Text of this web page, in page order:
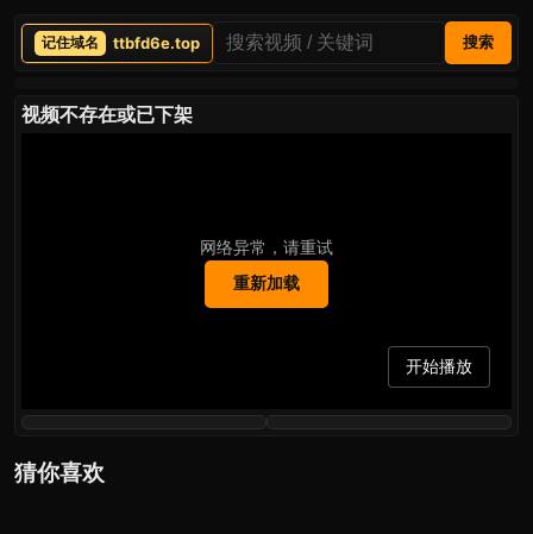
ttbfd6e.top 搜索
视频不存在或已下架
网络异常，请重试
重新加载
开始播放
猜你喜欢